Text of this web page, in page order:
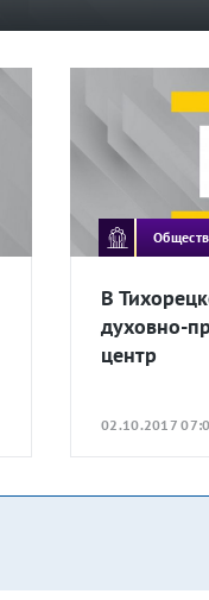
В
духовно-
центр
02.10.2017